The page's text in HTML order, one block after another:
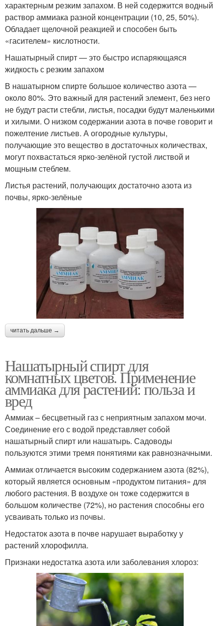
характерным резким запахом. В ней содержится водный
раствор аммиака разной концентрации (10, 25, 50%).
Обладает щелочной реакцией и способен быть
«гасителем» кислотности.
Нашатырный спирт — это быстро испаряющаяся
жидкость с резким запахом
В нашатырном спирте большое количество азота —
около 80%. Это важный для растений элемент, без него
не будут расти стебли, листья, посадки будут маленькими
и хилыми. О низком содержании азота в почве говорит и
пожелтение листьев. А огородные культуры,
получающие это вещество в достаточных количествах,
могут похвастаться ярко-зелёной густой листвой и
мощным стеблем.
Листья растений, получающих достаточно азота из
почвы, ярко-зелёные
читать дальше →
Нашатырный спирт для
комнатных цветов. Применение
аммиака для растений: польза и
вред
Аммиак – бесцветный газ с неприятным запахом мочи.
Соединение его с водой представляет собой
нашатырный спирт или нашатырь. Садоводы
пользуются этими тремя понятиями как равнозначными.
Аммиак отличается высоким содержанием азота (82%),
который является основным «продуктом питания» для
любого растения. В воздухе он тоже содержится в
большом количестве (72%), но растения способны его
усваивать только из почвы.
Недостаток азота в почве нарушает выработку у
растений хлорофилла.
Признаки недостатка азота или заболевания хлороз: